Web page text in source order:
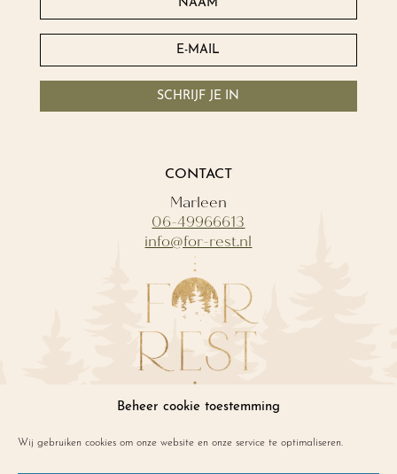
Beheer cookie toestemming
Wij gebruiken cookies om onze website en onze service te optimaliseren.
SCHRIJF JE IN
CONTACT
Marleen
06-49966613
info@for-rest.nl
INFO